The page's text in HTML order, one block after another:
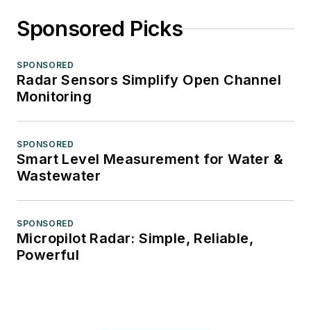
Sponsored Picks
SPONSORED
Radar Sensors Simplify Open Channel
Monitoring
SPONSORED
Smart Level Measurement for Water &
Wastewater
SPONSORED
Micropilot Radar: Simple, Reliable,
Powerful